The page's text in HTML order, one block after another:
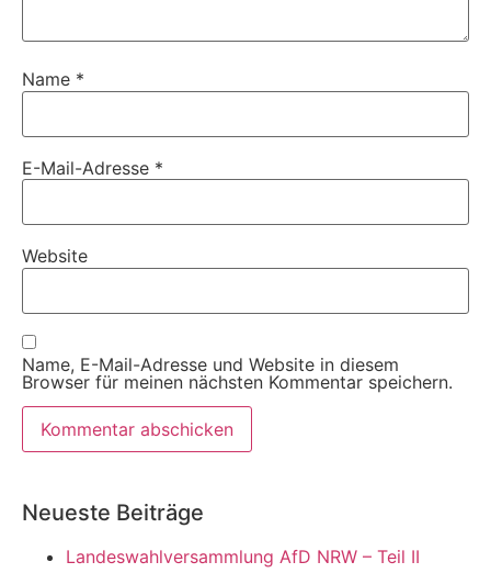
Name *
E-Mail-Adresse *
Website
Name, E-Mail-Adresse und Website in diesem
Browser für meinen nächsten Kommentar speichern.
Neueste Beiträge
Landeswahlversammlung AfD NRW – Teil II